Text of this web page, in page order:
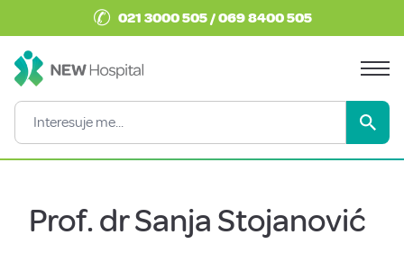
✆ 021 3000 505 / 069 8400 505
Prof. dr Sanja Stojanović